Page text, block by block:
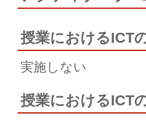
授業におけるICT
実施しない
授業におけるICT